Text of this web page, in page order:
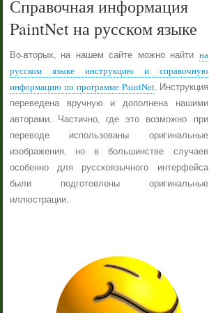
Справочная информация
PaintNet на русском языке
Во-вторых, на нашем сайте можно найти на
русском языке инструкцию и справочную
информацию по программе PaintNet. Инструкция
переведена вручную и дополнена нашими
авторами. Частично, где это возможно при
переводе использованы оригинальные
изображения, но в большинстве случаев
особенно для русскоязычного интерфейса
были подготовлены оригинальные
иллюстрации.